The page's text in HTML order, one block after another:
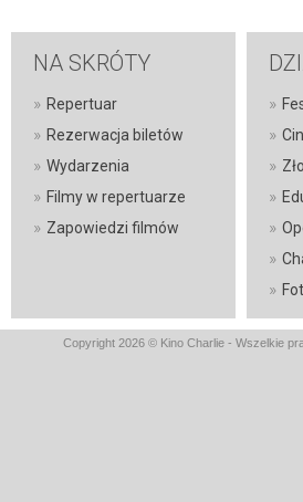
NA SKRÓTY
» Repertuar
» Rezerwacja biletów
» Wydarzenia
» Filmy w repertuarze
» Zapowiedzi filmów
»
»
»
»
»
»
»
Copyright 2026 © Kino Charlie - Wszelkie